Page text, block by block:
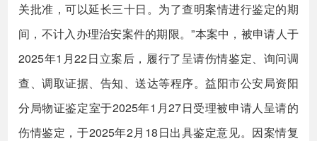
关批准，可以延长三十日。为了查明案情进行鉴定的期
间，不计入办理治安案件的期限。”本案中，被申请人于
2025年1月22日立案后，履行了呈请伤情鉴定、询问调
查、调取证据、告知、送达等程序。益阳市公安局资阳
分局物证鉴定室于2025年1月27日受理被申请人呈请的
伤情鉴定，于2025年2月18日出具鉴定意见。因案情复